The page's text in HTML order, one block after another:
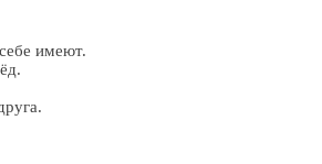
имеют.